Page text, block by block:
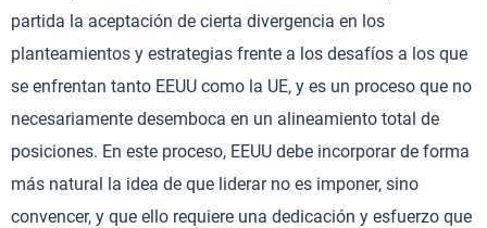
partida la aceptación de cierta divergencia en los
planteamientos y estrategias frente a los desafíos a los que
se enfrentan tanto EEUU como la UE, y es un proceso que no
necesariamente desemboca en un alineamiento total de
posiciones. En este proceso, EEUU debe incorporar de forma
más natural la idea de que liderar no es imponer, sino
convencer, y que ello requiere una dedicación y esfuerzo que